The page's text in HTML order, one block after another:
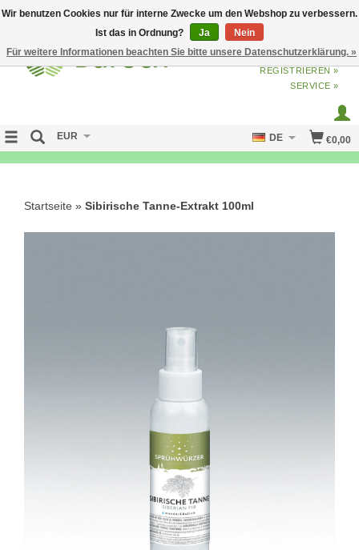
ANMELDENODERJETZT
REGISTRIEREN »
SERVICE »
€0,00
EUR DE
Startseite » Sibirische Tanne-Extrakt 100ml
Wir benutzen Cookies nur für interne Zwecke um den Webshop zu verbessern.
Ist das in Ordnung?
Ja
Nein
Für weitere Informationen beachten Sie bitte unsere Datenschutzerklärung. »